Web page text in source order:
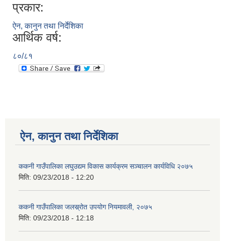
प्रकार:
ऐन, कानुन तथा निर्देशिका
आर्थिक वर्ष:
८०/८१
ऐन, कानुन तथा निर्देशिका
ककनी गाउँपालिका लघुउद्यम विकास कार्यक्रम सञ्चालन कार्यविधि २०७५
मिति: 09/23/2018 - 12:20
ककनी गाउँपालिका जलस्र्रोत उपयोग नियमावली, २०७५
मिति: 09/23/2018 - 12:18